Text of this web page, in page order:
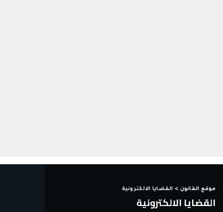
موقع القانون > القضايا الالكترونية
القضايا الالكترونية